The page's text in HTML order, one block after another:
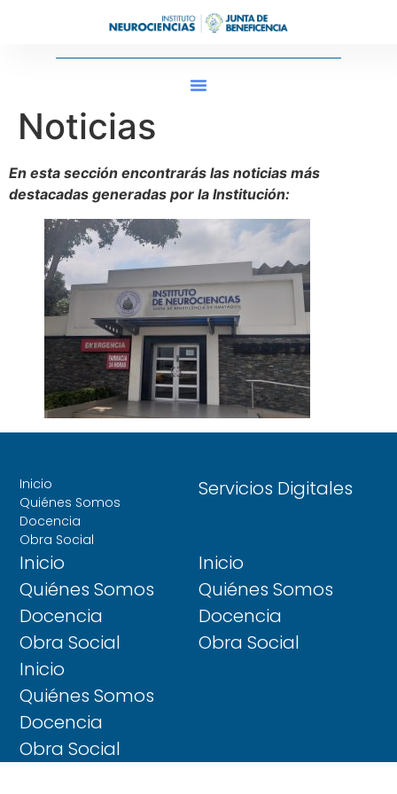
Noticias
En esta sección encontrarás las noticias más
destacadas generadas por la Institución:
Inicio
Quiénes Somos
Docencia
Obra Social
Servicios Digitales
Inicio
Quiénes Somos
Docencia
Obra Social
Inicio
Quiénes Somos
Docencia
Obra Social
Inicio
Quiénes Somos
Docencia
Obra Social